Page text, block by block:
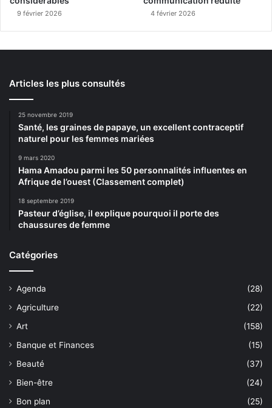
9 février 2026 4 février 2026
Articles les plus consultés
25 novembre 2019
Santé, les graines de papaye, un excellent contraceptif
naturel pour les femmes mariées
9 mars 2020
Hama Amadou parmi les 50 personnalités influentes en
Afrique de l’ouest (Classement complet)
18 septembre 2019
Pasteur d’église, il explique pourquoi il porte des
chaussures de femme
Catégories
Agenda
(28)
Agriculture
(22)
Art
(158)
Banque et Finances
(15)
Beauté
(37)
Bien-être
(24)
Bon plan
(25)